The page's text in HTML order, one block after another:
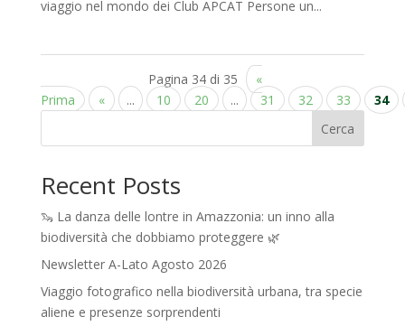
viaggio nel mondo dei Club APCAT Persone un...
Pagina 34 di 35
«
Prima
« ... 10 20 ... 31 32 33
34
Cerca
Recent Posts
🦦 La danza delle lontre in Amazzonia: un inno alla
biodiversità che dobbiamo proteggere 🌿
Newsletter A-Lato Agosto 2026
Viaggio fotografico nella biodiversità urbana, tra specie
aliene e presenze sorprendenti